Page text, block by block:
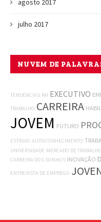
agosto 2017
julho 2017
NUVEM DE
TENDÊNCIAS RH EXECUTIVO
TRABALHO CARREIRA
JOVEM FUTURO
ESTÁGIO AUTOCONHECIMENTO
UNIVERSIDADE MERCADO DE TRABALHO
CARREIRA DOS SONHOS INOVAÇÃO
ENTREVISTA DE EMPREGO